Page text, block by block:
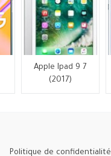
Apple Ipad 9 7
(2017)
Politique de confidentialité